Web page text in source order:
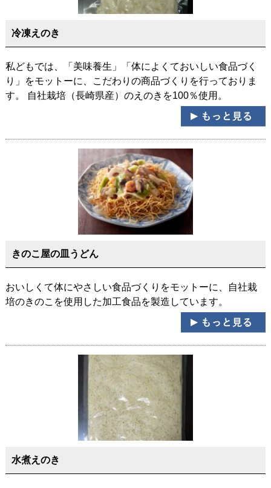
冷凍えのき
私どもでは、「美味養生」「体によくておいしい食品づく
り」をモットーに、こだわりの商品づくりを行っておりま
す。 自社栽培（長崎県産）のえのきを100％使用。
きのこ屋の皿うどん
おいしくて体にやさしい食品づくりをモットーに、自社栽
培のきのこを使用した加工食品を製造しています。
水煮えのき